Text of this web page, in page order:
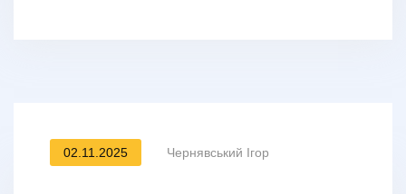
02.11.2025 Чернявський Ігор